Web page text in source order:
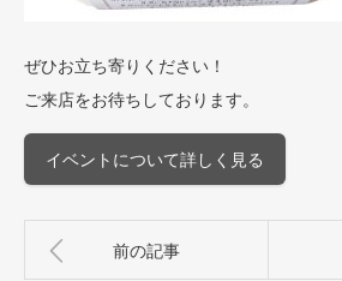
ぜひお立ち寄りください！
ご来店をお待ちしております。
イベントについて詳しく見る
前の記事